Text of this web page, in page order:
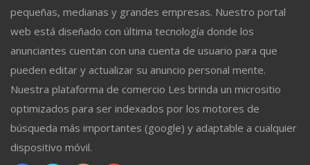
pequeñas, medianas y grandes empresas. Nuestro portal
web está diseñado con última tecnología donde los
anunciantes cuentan con una cuenta de usuario para que
pueden editar y actualizar su anuncio personal mente.
Nuestra plataforma de comercio Les brinda un micrositio
optimizados para ser indexados por los motores de
búsqueda más importantes (google) y adaptable a cualquier
dispositivo móvil.